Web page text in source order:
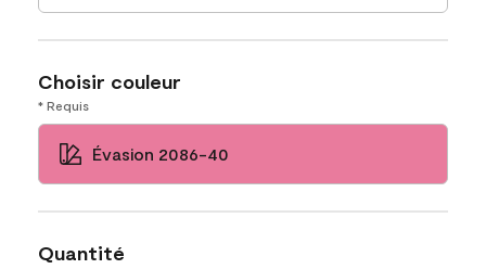
Choisir couleur
* Requis
Évasion 2086-40
Quantité